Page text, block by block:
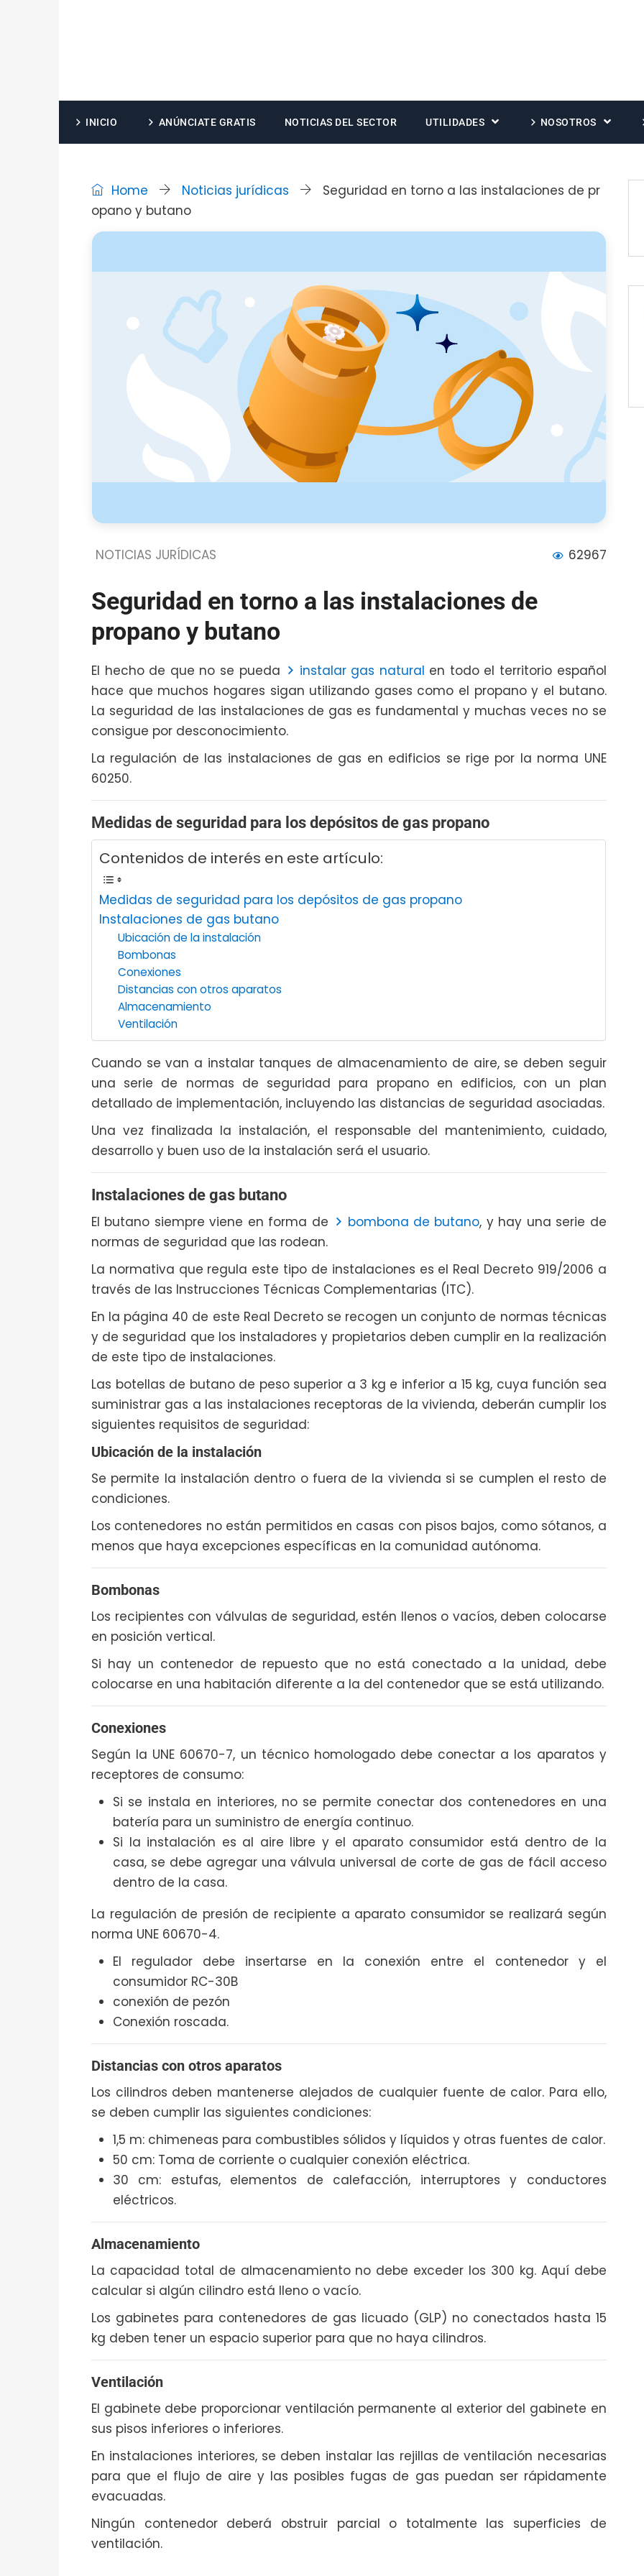
INICIO ANÚNCIATE GRATIS NOTICIAS DEL SECTOR UTILIDADES NOSOTROS
Home Noticias jurídicas
Seguridad en torno a las instalaciones de pr
opano y butano
NOTICIAS JURÍDICAS 62967
Seguridad en torno a las instalaciones de
propano y butano
El hecho de que no se pueda instalar gas natural en todo el territorio español
hace que muchos hogares sigan utilizando gases como el propano y el butano.
La seguridad de las instalaciones de gas es fundamental y muchas veces no se
consigue por desconocimiento.
La regulación de las instalaciones de gas en edificios se rige por la norma UNE
60250.
Medidas de seguridad para los depósitos de gas propano
Contenidos de interés en este artículo:
Medidas de seguridad para los depósitos de gas propano
Instalaciones de gas butano
Ubicación de la instalación
Bombonas
Conexiones
Distancias con otros aparatos
Almacenamiento
Ventilación
Cuando se van a instalar tanques de almacenamiento de aire, se deben seguir
una serie de normas de seguridad para propano en edificios, con un plan
detallado de implementación, incluyendo las distancias de seguridad asociadas.
Una vez finalizada la instalación, el responsable del mantenimiento, cuidado,
desarrollo y buen uso de la instalación será el usuario.
Instalaciones de gas butano
El butano siempre viene en forma de bombona de butano, y hay una serie de
normas de seguridad que las rodean.
La normativa que regula este tipo de instalaciones es el Real Decreto 919/2006 a
través de las Instrucciones Técnicas Complementarias (ITC).
En la página 40 de este Real Decreto se recogen un conjunto de normas técnicas
y de seguridad que los instaladores y propietarios deben cumplir en la realización
de este tipo de instalaciones.
Las botellas de butano de peso superior a 3 kg e inferior a 15 kg, cuya función sea
suministrar gas a las instalaciones receptoras de la vivienda, deberán cumplir los
siguientes requisitos de seguridad:
Ubicación de la instalación
Se permite la instalación dentro o fuera de la vivienda si se cumplen el resto de
condiciones.
Los contenedores no están permitidos en casas con pisos bajos, como sótanos, a
menos que haya excepciones específicas en la comunidad autónoma.
Bombonas
Los recipientes con válvulas de seguridad, estén llenos o vacíos, deben colocarse
en posición vertical.
Si hay un contenedor de repuesto que no está conectado a la unidad, debe
colocarse en una habitación diferente a la del contenedor que se está utilizando.
Conexiones
Según la UNE 60670-7, un técnico homologado debe conectar a los aparatos y
receptores de consumo:
Si se instala en interiores, no se permite conectar dos contenedores en una
batería para un suministro de energía continuo.
Si la instalación es al aire libre y el aparato consumidor está dentro de la
casa, se debe agregar una válvula universal de corte de gas de fácil acceso
dentro de la casa.
La regulación de presión de recipiente a aparato consumidor se realizará según
norma UNE 60670-4.
El regulador debe insertarse en la conexión entre el contenedor y el
consumidor RC-30B
conexión de pezón
Conexión roscada.
Distancias con otros aparatos
Los cilindros deben mantenerse alejados de cualquier fuente de calor. Para ello,
se deben cumplir las siguientes condiciones:
1,5 m: chimeneas para combustibles sólidos y líquidos y otras fuentes de calor.
50 cm: Toma de corriente o cualquier conexión eléctrica.
30 cm: estufas, elementos de calefacción, interruptores y conductores
eléctricos.
Almacenamiento
La capacidad total de almacenamiento no debe exceder los 300 kg. Aquí debe
calcular si algún cilindro está lleno o vacío.
Los gabinetes para contenedores de gas licuado (GLP) no conectados hasta 15
kg deben tener un espacio superior para que no haya cilindros.
Ventilación
El gabinete debe proporcionar ventilación permanente al exterior del gabinete en
sus pisos inferiores o inferiores.
En instalaciones interiores, se deben instalar las rejillas de ventilación necesarias
para que el flujo de aire y las posibles fugas de gas puedan ser rápidamente
evacuadas.
Ningún contenedor deberá obstruir parcial o totalmente las superficies de
ventilación.